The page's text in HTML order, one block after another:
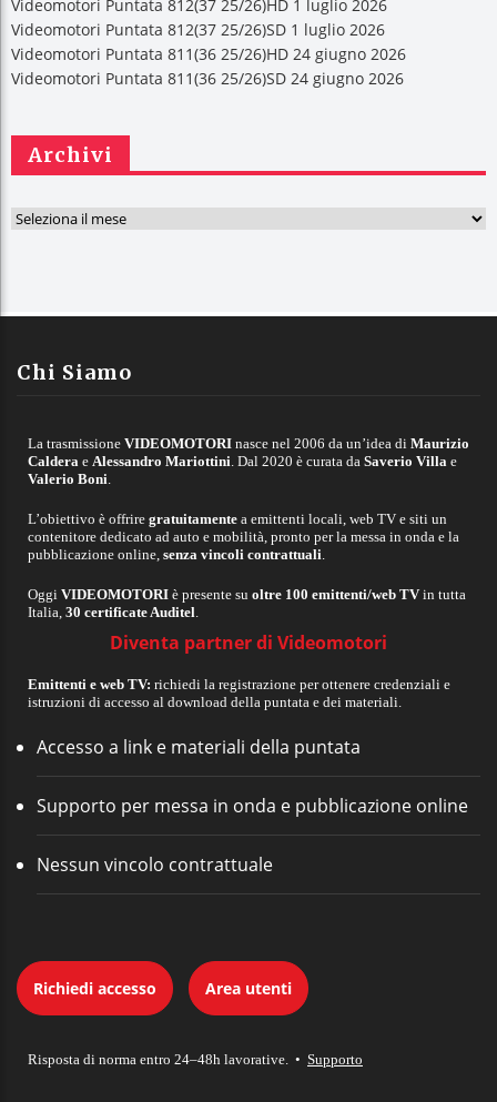
Videomotori Puntata 812(37 25/26)HD 1 luglio 2026
Videomotori Puntata 812(37 25/26)SD 1 luglio 2026
Videomotori Puntata 811(36 25/26)HD 24 giugno 2026
Videomotori Puntata 811(36 25/26)SD 24 giugno 2026
Archivi
A
vChi Siamo
La trasmissione VIDEOMOTORI nasce nel 2006 da un’idea di Maurizio
Caldera e Alessandro Mariottini. Dal 2020 è curata da Saverio Villa e
Valerio Boni.
L’obiettivo è offrire gratuitamente a emittenti locali, web TV e siti un
contenitore dedicato ad auto e mobilità, pronto per la messa in onda e la
pubblicazione online, senza vincoli contrattuali.
Oggi VIDEOMOTORI è presente su oltre 100 emittenti/web TVin tutta
Italia, 30 certificate Auditel.
Diventa partner di Videomotori
Emittenti e web TV: richiedi la registrazione per ottenere credenziali e
istruzioni di accesso al download della puntata e dei materiali.
Accesso a link e materiali della puntata
Supporto per messa in onda e pubblicazione online
Nessun vincolo contrattuale
Richiedi accesso Area utenti
Risposta di norma entro 24–48h lavorative. • Supporto